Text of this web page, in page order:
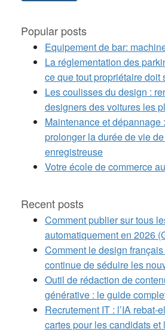
Popular posts
Equipement de bar:
La réglementation des
ce que tout propriétaire doit
Les coulisses du design :
designers des voitures les
Maintenance et dépannage
prolonger la durée de vie
enregistreuse
Votre école de commerce
Recent posts
Comment publier sur tous
automatiquement en 2026
Comment le design
continue de séduire les
Outil de rédaction de
générative : le guide
Recrutement IT : l’IA rebat-
cartes pour les candidats et